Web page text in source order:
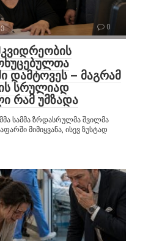
0
დამტოვეს – მაგრამ
სრულიად
რამ უმზადა
სამმა ზრდასრულმა შვილმა
მიმიყვანა, ისევ ზუსტად